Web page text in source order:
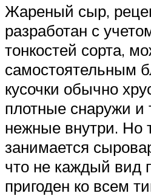
Жареный сыр,
разработан с
тонкостей сорта,
самостоятельным
кусочки обычно
плотные снаружи и
нежные внутри. Но
занимается
что не каждый вид
пригоден ко всем